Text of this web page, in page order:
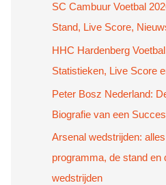
a
a
r
:
SC Cambuur Voetbal
Stand, Live Score,
HHC Hardenberg
Statistieken, Live Score
Peter Bosz Nederland:
Biografie van een
Arsenal wedstrijden:
programma, de stand en
wedstrijden